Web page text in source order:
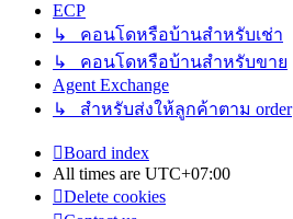
ECP
↳ คอนโดหรือบ้านสำหรับเช่า
↳ คอนโดหรือบ้านสำหรับขาย
Agent Exchange
↳ สำหรับส่งให้ลูกค้าตาม order
Board index
All times are UTC+07:00
Delete cookies